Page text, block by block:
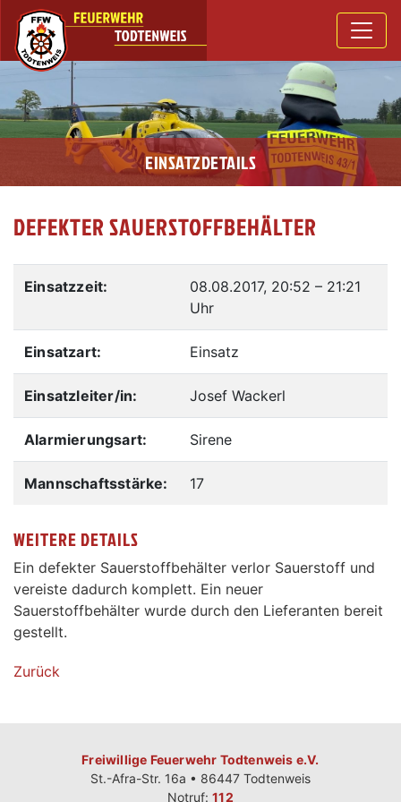
EINSATZDETAILS
DEFEKTER SAUERSTOFFBEHÄLTER
Einsatzzeit: 08.08.2017, 20:52 – 21:21
Uhr
Einsatzart: Einsatz
Einsatzleiter/in: Josef Wackerl
Alarmierungsart: Sirene
Mannschaftsstärke: 17
WEITERE DETAILS
Ein defekter Sauerstoffbehälter verlor Sauerstoff und
vereiste dadurch komplett. Ein neuer
Sauerstoffbehälter wurde durch den Lieferanten bereit
gestellt.
Zurück
Freiwillige Feuerwehr Todtenweis e.V.
St.-Afra-Str. 16a • 86447 Todtenweis
Notruf:112